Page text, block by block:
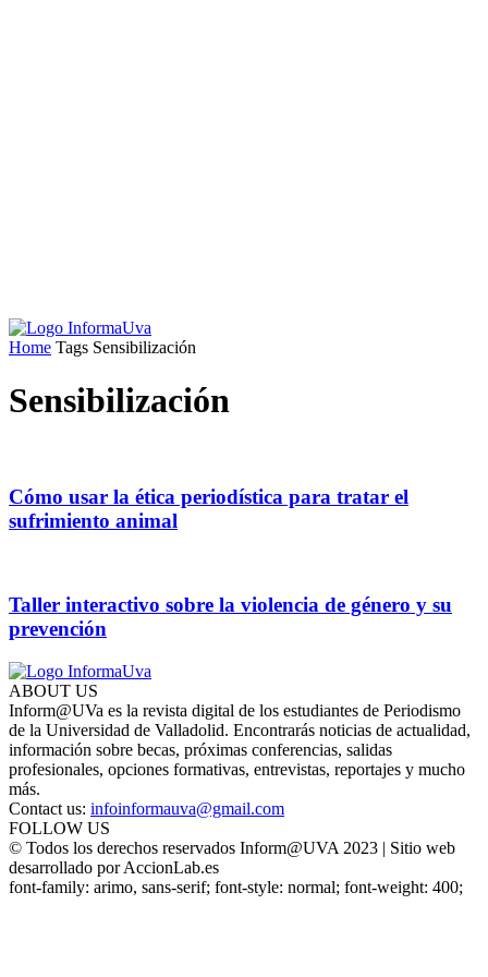
Home Tags Sensibilización
Sensibilización
Cómo usar la ética periodística para tratar el
sufrimiento animal
Taller interactivo sobre la violencia de género y su
prevención
ABOUT US
Inform@UVa es la revista digital de los estudiantes de Periodismo
de la Universidad de Valladolid. Encontrarás noticias de actualidad,
información sobre becas, próximas conferencias, salidas
profesionales, opciones formativas, entrevistas, reportajes y mucho
más.
Contact us: infoinformauva@gmail.com
FOLLOW US
© Todos los derechos reservados Inform@UVA 2023 | Sitio web
desarrollado por AccionLab.es
font-family: arimo, sans-serif; font-style: normal; font-weight: 400;